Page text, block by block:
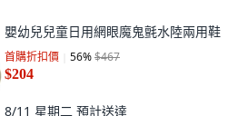
嬰幼兒兒童日用網眼魔鬼氈水陸兩用鞋
首購折扣價 56%$467
$204
8/11 星期二 預計送達